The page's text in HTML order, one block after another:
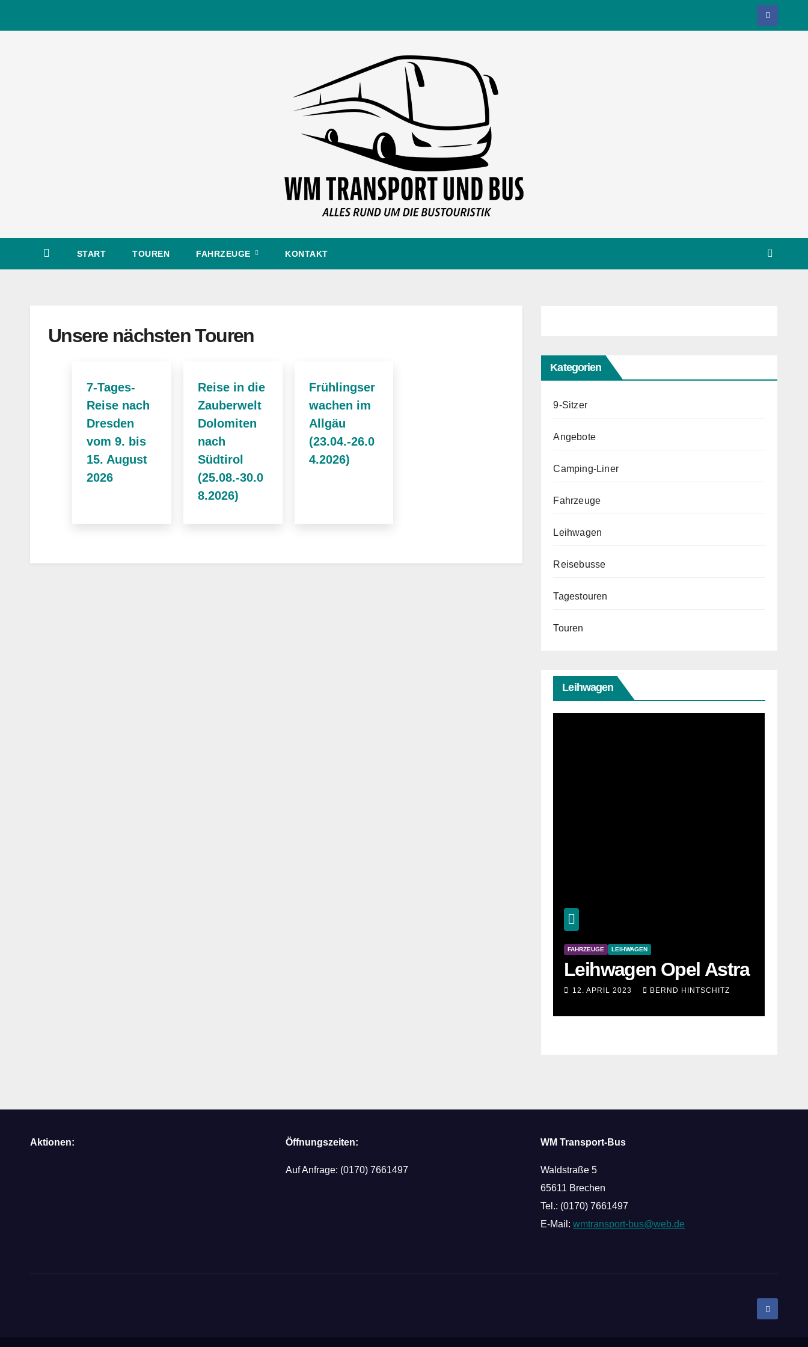
START TOUREN FAHRZEUGE KONTAKT
Unsere nächsten Touren
7-Tages-
Reise nach
Dresden
vom 9. bis
15. August
2026
Reise in die
Zauberwelt
Dolomiten
nach
Südtirol
(25.08.-30.0
8.2026)
Frühlingser
wachen im
Allgäu
(23.04.-26.0
4.2026)
Kategorien
9-Sitzer
Angebote
Camping-Liner
Fahrzeuge
Leihwagen
Reisebusse
Tagestouren
Touren
Leihwagen
FAHRZEUGE LEIHWAGEN
Leihwagen Opel Astra
12. APRIL 2023 BERND HINTSCHITZ
Aktionen: Öffnungszeiten:
Auf Anfrage: (0170) 7661497
WM Transport-Bus
Waldstraße 5
65611 Brechen
Tel.: (0170) 7661497
E-Mail:wmtransport-bus@web.de